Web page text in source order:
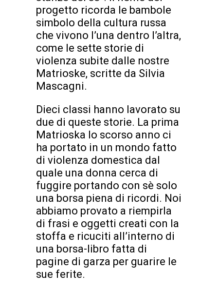
progetto ricorda le bambole
simbolo della cultura russa
che vivono l’una dentro l’altra,
come le sette storie di
violenza subite dalle nostre
Matrioske, scritte da Silvia
Mascagni.
Dieci classi hanno lavorato su
due di queste storie. La prima
Matrioska lo scorso anno ci
ha portato in un mondo fatto
di violenza domestica dal
quale una donna cerca di
fuggire portando con sè solo
una borsa piena di ricordi. Noi
abbiamo provato a riempirla
di frasi e oggetti creati con la
stoffa e ricuciti all’interno di
una borsa-libro fatta di
pagine di garza per guarire le
sue ferite.